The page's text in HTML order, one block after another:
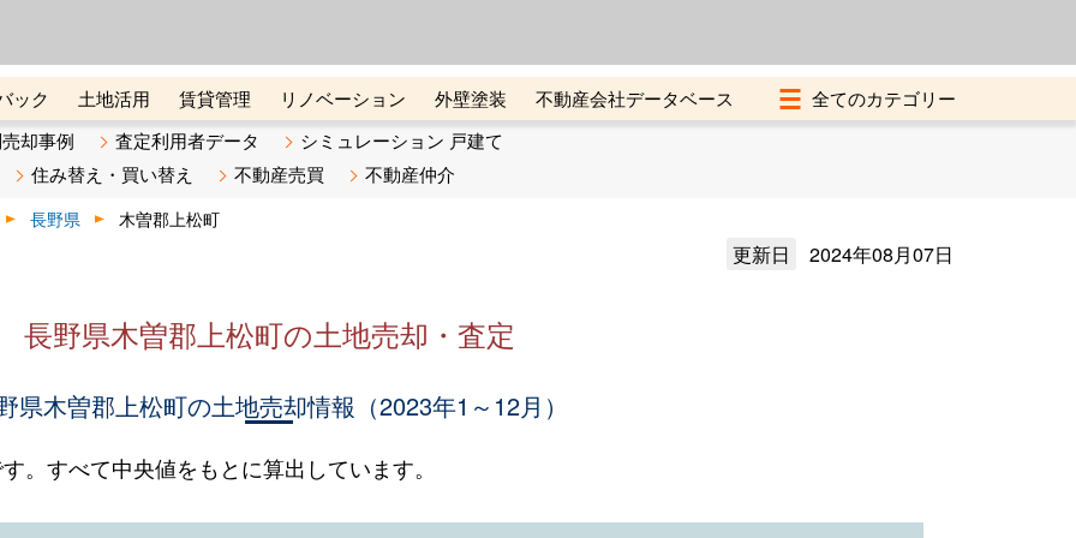
ック 土地活用 賃貸管理 リノベーション 外壁塗装
不動産会社データベース
イン講座
リビンマガジンBiz 不動産売却ご相談デスク
却事例 査定利用者データ
シミュレーション 戸建て
住み替え・買い替え
不動産売買 不動産仲介
長野県 木曽郡上松町
更新日 2024年08月07日
長野県木曽郡上松町の土地売却・査定
県木曽郡上松町の土地売却情報（2023年1～12月）
。すべて中央値をもとに算出しています。